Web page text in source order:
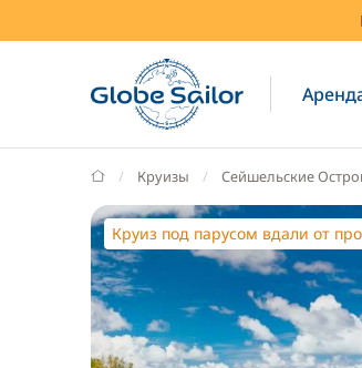
GlobeSailor
Круизы Сейшельские
Круиз под парусом вдали от